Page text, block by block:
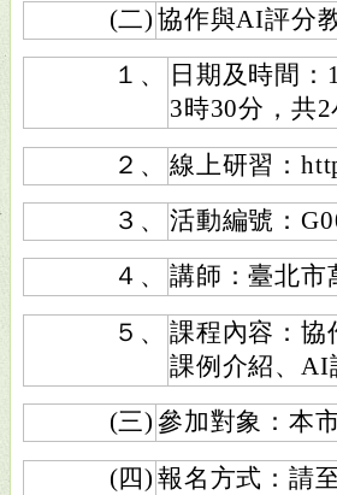
(二) 協作與AI評分
１、
日期及時間
3時30分，共2
２、
線上研習：
３、
活動編號：
４、
講師：臺北市
５、
課程內容：協
課例介紹、AI
(三) 參加對象：本
(四) 報名方式：請